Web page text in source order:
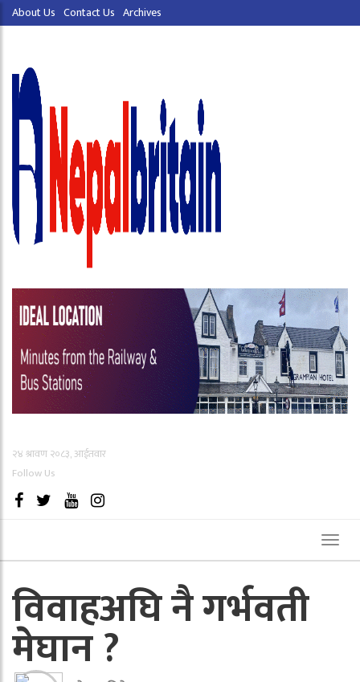
About Us Contact Us Archives
२४ श्रावण २०८३, आईतवार
Follow Us
विवाहअघि नै गर्भवती
मेघान ?